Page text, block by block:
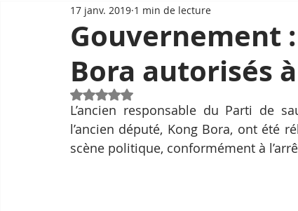
Gouvernement
Bora autorisés
17 janv. 2019 1 min de lecture
Noté NaN étoiles sur 5.
L’ancien responsable du Parti de
l’ancien député, Kong Bora, ont été
scène politique, conformément à